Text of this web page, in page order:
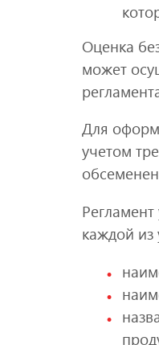
Оценка
может
Для
учетом
каждой